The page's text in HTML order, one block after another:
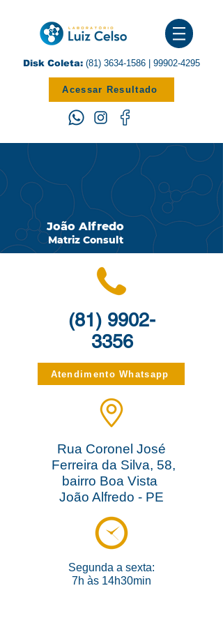
Disk Coleta: (81) 3634-1586 99902-4295
Acessar Resultado
João Alfredo
Matriz Consult
(81) 9902-
3356
Atendimento Whatsapp
Rua Coronel José
Ferreira da Silva, 58,
bairro Boa Vista
João Alfredo - PE
Segunda a sexta:
7h às 14h30min